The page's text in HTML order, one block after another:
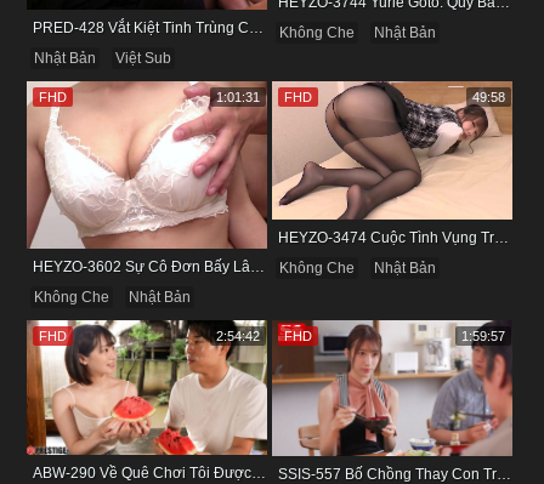
Nhật Bản
Việt Sub
Không Che
Nhật Bản
HEYZO-3602 Sự Cô Đơn Bấy Lâu Biến Haruka Thành Con Điếm Sành Sỏi
Không Che
Nhật Bản
FHD 1:01:31
HEYZO-3474 Cuộc Tình Vụng Trộm Cùng Cô Nàng Mảnh Mai Minami Fujii
Không Che
Nhật Bản
FHD 49:58
ABW-290 Về Quê Chơi Tôi Được Đụ Cô Bạn Thân Từ Thuở Nhỏ
FHD 2:54:42 FHD 1:59:57